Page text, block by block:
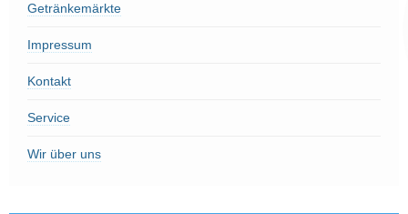
Getränkemärkte
Impressum
Kontakt
Service
Wir über uns